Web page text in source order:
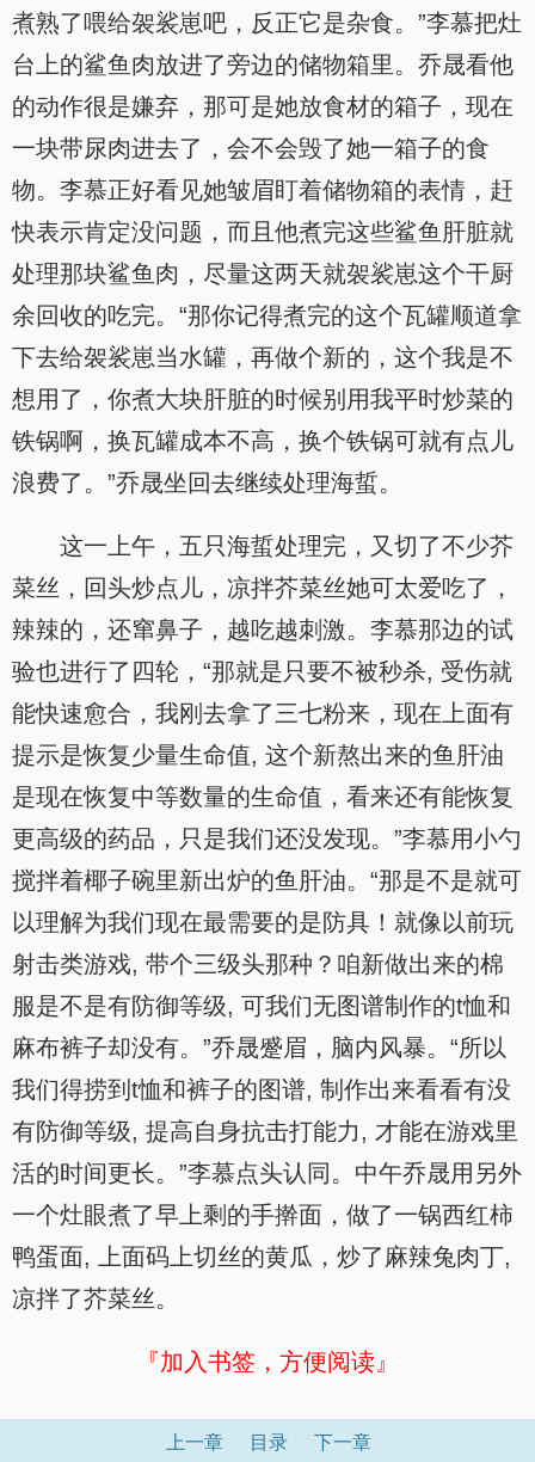
煮熟了喂给袈裟崽吧，反正它是杂食。”李慕把灶
台上的鲨鱼肉放进了旁边的储物箱里。乔晟看他
的动作很是嫌弃，那可是她放食材的箱子，现在
一块带尿肉进去了，会不会毁了她一箱子的食
物。李慕正好看见她皱眉盯着储物箱的表情，赶
快表示肯定没问题，而且他煮完这些鲨鱼肝脏就
处理那块鲨鱼肉，尽量这两天就袈裟崽这个干厨
余回收的吃完。“那你记得煮完的这个瓦罐顺道拿
下去给袈裟崽当水罐，再做个新的，这个我是不
想用了，你煮大块肝脏的时候别用我平时炒菜的
铁锅啊，换瓦罐成本不高，换个铁锅可就有点儿
浪费了。”乔晟坐回去继续处理海蜇。
这一上午，五只海蜇处理完，又切了不少芥
菜丝，回头炒点儿，凉拌芥菜丝她可太爱吃了，
辣辣的，还窜鼻子，越吃越刺激。李慕那边的试
验也进行了四轮，“那就是只要不被秒杀, 受伤就
能快速愈合，我刚去拿了三七粉来，现在上面有
提示是恢复少量生命值, 这个新熬出来的鱼肝油
是现在恢复中等数量的生命值，看来还有能恢复
更高级的药品，只是我们还没发现。”李慕用小勺
搅拌着椰子碗里新出炉的鱼肝油。“那是不是就可
以理解为我们现在最需要的是防具！就像以前玩
射击类游戏, 带个三级头那种？咱新做出来的棉
服是不是有防御等级, 可我们无图谱制作的t恤和
麻布裤子却没有。”乔晟蹙眉，脑内风暴。“所以
我们得捞到t恤和裤子的图谱, 制作出来看看有没
有防御等级, 提高自身抗击打能力, 才能在游戏里
活的时间更长。”李慕点头认同。中午乔晟用另外
一个灶眼煮了早上剩的手擀面，做了一锅西红柿
鸭蛋面, 上面码上切丝的黄瓜，炒了麻辣兔肉丁,
凉拌了芥菜丝。
『加入书签，方便阅读』
上一章 目录 下一章